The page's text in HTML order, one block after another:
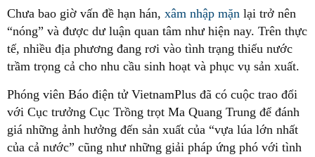
Chưa bao giờ vấn đề hạn hán, xâm nhập mặn lại trở nên
“nóng” và được dư luận quan tâm như hiện nay. Trên thực
tế, nhiều địa phương đang rơi vào tình trạng thiếu nước
trầm trọng cả cho nhu cầu sinh hoạt và phục vụ sản xuất.
Phóng viên Báo điện tử VietnamPlus đã có cuộc trao đổi
với Cục trưởng Cục Trồng trọt Ma Quang Trung để đánh
giá những ảnh hưởng đến sản xuất của “vựa lúa lớn nhất
của cả nước” cũng như những giải pháp ứng phó với tình